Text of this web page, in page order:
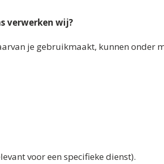
verwerken wij?
je gebruikmaakt, kunnen onder
voor een specifieke dienst).